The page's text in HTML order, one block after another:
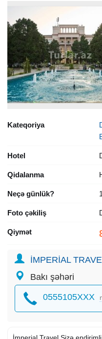
Kateqoriya
Hotel
Qidalanma
Neçə günlük? 1
Foto çəkiliş
Qiymət
İMPERİAL
Bakı şəhəri
0555105XXX
İmperial Travel Sizə